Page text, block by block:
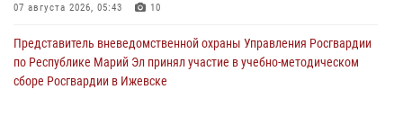
07 августа 2026, 05:43 10
Представитель вневедомственной охраны Управления Росгвардии
по Республике Марий Эл принял участие в учебно-методическом
сборе Росгвардии в Ижевске